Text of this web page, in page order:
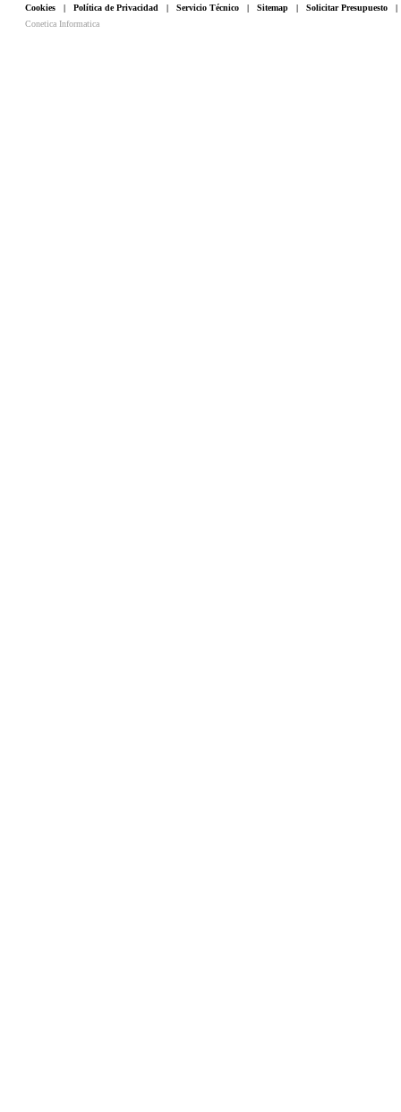
Cookies | Política de Privacidad | Servicio Técnico | Sitemap | Solicitar Presupuesto
Conetica Informatica